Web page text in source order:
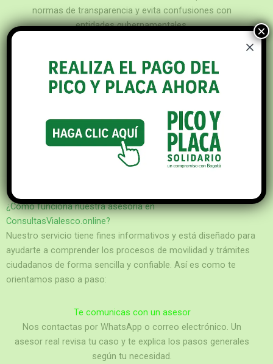
normas de transparencia y evita confusiones con
entidades gubernamentales.
*Esta página tiene fines informativos.
ConsultasVialesco.online no es una
entidad oficial ni gestiona trámites
gubernamentales. Toda la
información proporcionada se basa
en fuentes públicas de la Secretaría
¿Cómo funciona nuestraasesoría en
ConsultasVialesco.online?
Nuestro servicio tiene fines informativos y está diseñado para
ayudarte a comprender los procesos de movilidad y trámites
ciudadanos de forma sencilla y confiable. Así es como te
orientamos paso a paso:
Te comunicas con un asesor
Nos contactas por WhatsApp o correo electrónico. Un
asesor real revisa tu caso y te explica los pasos generales
según tu necesidad.
×